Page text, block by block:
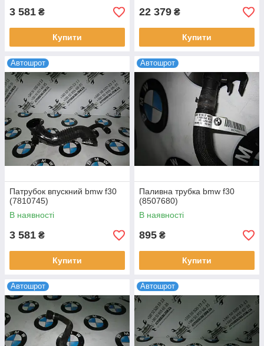
3 581 ₴
Купити
22 379 ₴
Купити
Автошрот
Патрубок впускний bmw f30
(7810745)
В наявності
3 581 ₴
Купити
Автошрот
Паливна трубка bmw f30
(8507680)
В наявності
895 ₴
Купити
Автошрот Автошрот